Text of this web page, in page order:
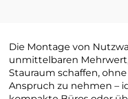
Die Montage von
unmittelbaren
Stauraum schaffen,
Anspruch zu nehmen –